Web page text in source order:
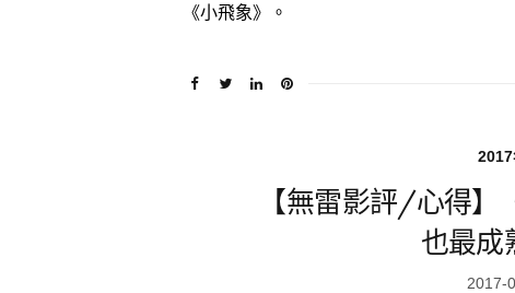
《小飛象》。
【無雷影評/心得】
也最成
2017-